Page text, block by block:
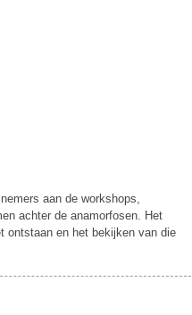
aan de workshops,
achter de anamorfosen. Het
ontstaan en het bekijken van die